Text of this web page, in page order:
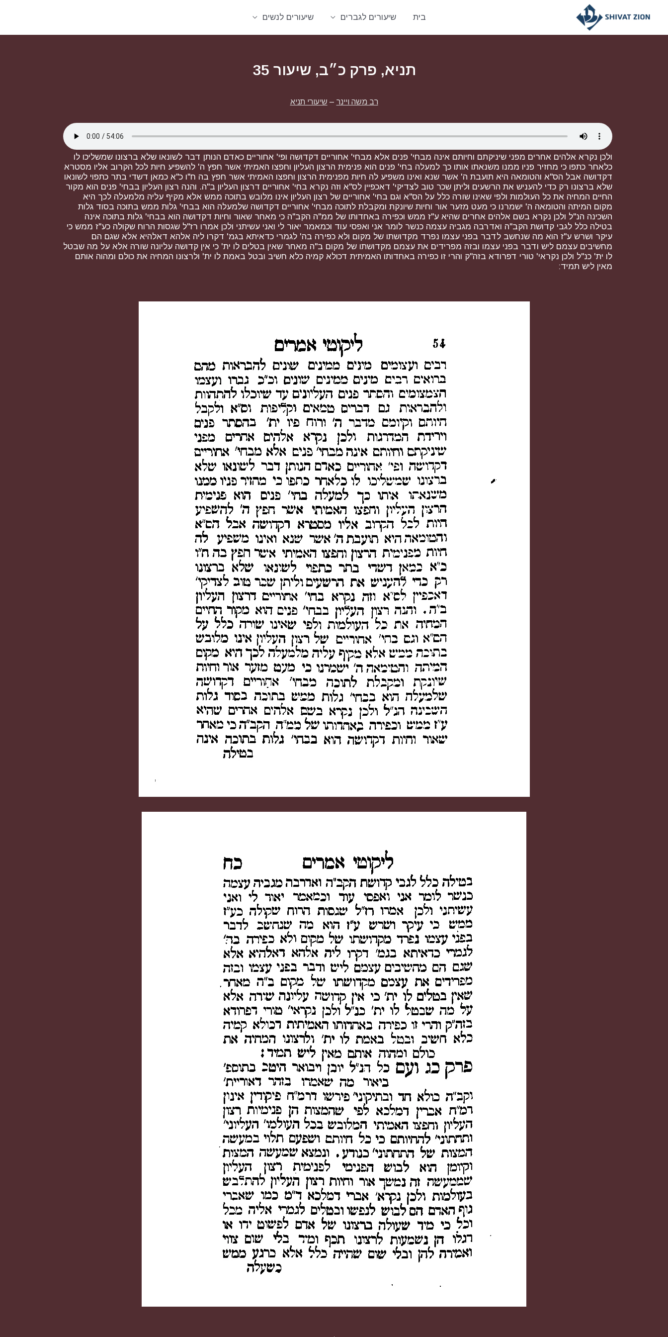
בית שיעורים לגברים שיעורים לנשים
תניא, פרק כ״ב, שיעור 35
רב משה ויינר – שיעורי תניא
ולכן נקרא אלהים אחרים מפני שיניקתם וחיותם אינה מבחי' פנים אלא מבחי' אחוריים דקדושה ופי' אחוריים כאדם הנותן דבר לשונאו שלא ברצונו שמשליכו לו
כלאחר כתפו כי מחזיר פניו ממנו משנאתו אותו כך למעלה בחי' פנים הוא פנימית הרצון העליון וחפצו האמיתי אשר חפץ ה' להשפיע חיות לכל הקרוב אליו מסטרא
דקדושה אבל הס"א והטומאה היא תועבת ה' אשר שנא ואינו משפיע לה חיות מפנימית הרצון וחפצו האמיתי אשר חפץ בה ח"ו כ"א כמאן דשדי בתר כתפוי לשונאו
שלא ברצונו רק כדי להעניש את הרשעים וליתן שכר טוב לצדיקי' דאכפיין לס"א וזה נקרא בחי' אחוריים דרצון העליון ב"ה. והנה רצון העליון בבחי' פנים הוא מקור
החיים המחיה את כל העולמות ולפי שאינו שורה כלל על הס"א וגם בחי' אחוריים של רצון העליון אינו מלובש בתוכה ממש אלא מקיף עליה מלמעלה לכך היא
מקום המיתה והטומאה ה' ישמרנו כי מעט מזער אור וחיות שיונקת ומקבלת לתוכה מבחי' אחוריים דקדושה שלמעלה הוא בבחי' גלות ממש בתוכה בסוד גלות
השכינה הנ"ל ולכן נקרא בשם אלהים אחרים שהיא ע"ז ממש וכפירה באחדותו של ממ"ה הקב"ה כי מאחר שאור וחיות דקדושה הוא בבחי' גלות בתוכה אינה
בטילה כלל לגבי קדושת הקב"ה ואדרבה מגביה עצמה כנשר לומר אני ואפסי עוד וכמאמר יאור לי ואני עשיתני ולכן אמרו רז"ל שגסות הרוח שקולה כע"ז ממש כי
עיקר ושרש ע"ז הוא מה שנחשב לדבר בפני עצמו נפרד מקדושתו של מקום ולא כפירה בה' לגמרי כדאיתא בגמ' דקרו ליה אלהא דאלהיא אלא שגם הם
מחשיבים עצמם ליש ודבר בפני עצמו ובזה מפרידים את עצמם מקדושתו של מקום ב"ה מאחר שאין בטלים לו ית' כי אין קדושה עליונה שורה אלא על מה שבטל
לו ית' כנ"ל ולכן נקראי' טורי דפרודא בזה"ק והרי זו כפירה באחדותו האמיתית דכולא קמיה כלא חשיב ובטל באמת לו ית' ולרצונו המחיה את כולם ומהוה אותם
מאין ליש תמיד: